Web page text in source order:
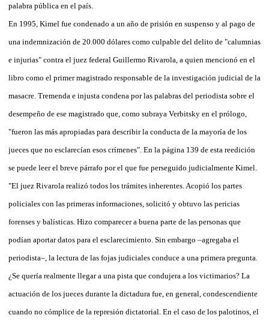
palabra pública en el país.
En 1995, Kimel fue condenado a un año de prisión en suspenso y al pago de
una indemnización de 20.000 dólares como culpable del delito de "calumnias
e injurias" contra el juez federal Guillermo Rivarola, a quien mencionó en el
libro como el primer magistrado responsable de la investigación judicial de la
masacre. Tremenda e injusta condena por las palabras del periodista sobre el
desempeño de ese magistrado que, como subraya Verbitsky en el prólogo,
"fueron las más apropiadas para describir la conducta de la mayoría de los
jueces que no esclarecían esos crímenes". En la página 139 de esta reedición
se puede leer el breve párrafo por el que fue perseguido judicialmente Kimel.
"El juez Rivarola realizó todos los trámites inherentes. Acopió los partes
policiales con las primeras informaciones, solicitó y obtuvo las pericias
forenses y balísticas. Hizo comparecer a buena parte de las personas que
podían aportar datos para el esclarecimiento. Sin embargo –agregaba el
periodista–, la lectura de las fojas judiciales conduce a una primera pregunta.
¿Se quería realmente llegar a una pista que condujera a los victimarios? La
actuación de los jueces durante la dictadura fue, en general, condescendiente
cuando no cómplice de la represión dictatorial. En el caso de los palotinos, el